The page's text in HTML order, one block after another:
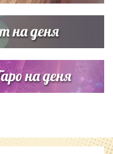
на деня
на деня